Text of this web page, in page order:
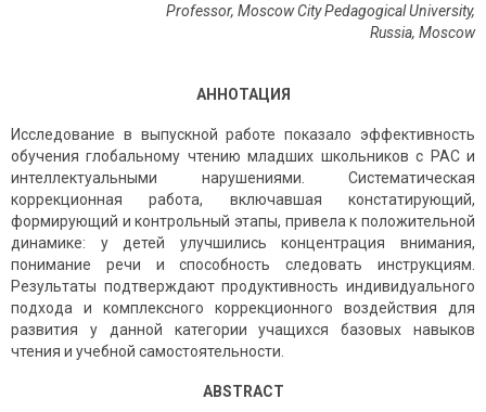
Professor, Moscow City Pedagogical University,
Russia, Moscow
АННОТАЦИЯ
Исследование в выпускной работе показало эффективность
обучения глобальному чтению младших школьников с РАС и
интеллектуальными нарушениями. Систематическая
коррекционная работа, включавшая констатирующий,
формирующий и контрольный этапы, привела к положительной
динамике: у детей улучшились концентрация внимания,
понимание речи и способность следовать инструкциям.
Результаты подтверждают продуктивность индивидуального
подхода и комплексного коррекционного воздействия для
развития у данной категории учащихся базовых навыков
чтения и учебной самостоятельности.
ABSTRACT